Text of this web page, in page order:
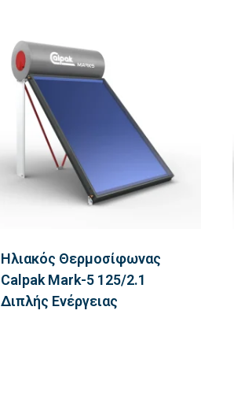
Ηλιακός Θερμοσίφωνας
Calpak Mark-5 125/2.1
Διπλής Ενέργειας